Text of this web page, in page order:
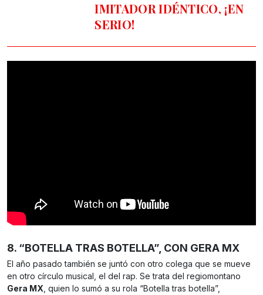
IMITADOR IDÉNTICO, ¡EN
SERIO!
8. “BOTELLA TRAS BOTELLA”, CON GERA MX
El año pasado también se juntó con otro colega que se mueve
en otro círculo musical, el del rap. Se trata del regiomontano
Gera MX , quien lo sumó a su rola “Botella tras botella”,